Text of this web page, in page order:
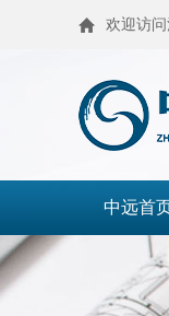
欢迎访
中远首
滑模技术